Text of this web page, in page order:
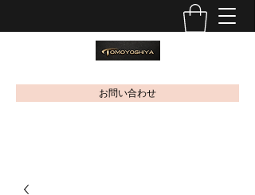
お問い合わせ